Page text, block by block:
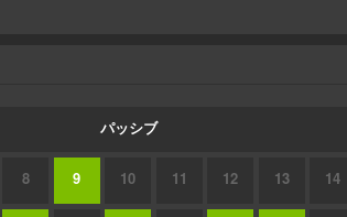
パッシブ
8 9 10 11 12 13 14